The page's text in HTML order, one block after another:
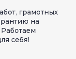
грамотных
на
себя!